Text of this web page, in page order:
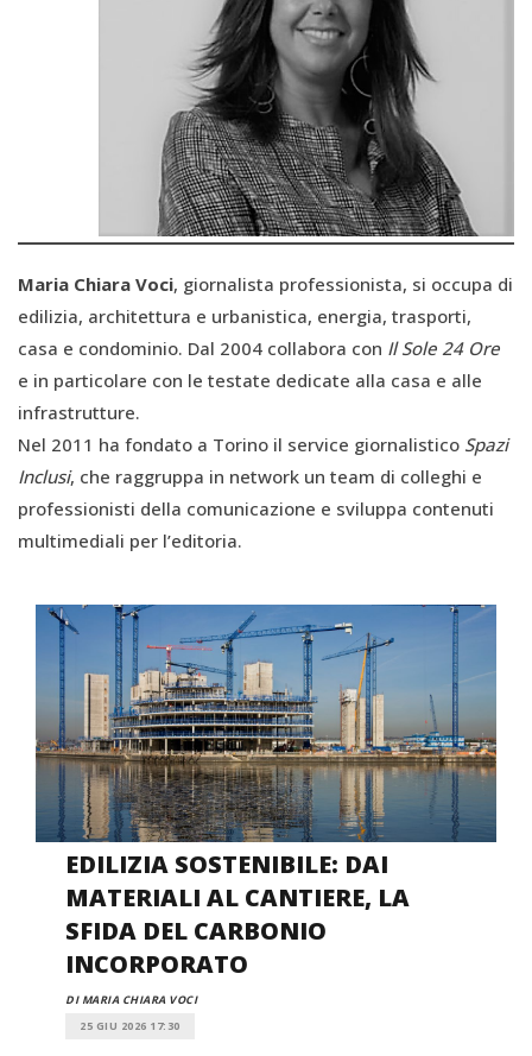
Maria Chiara Voci, giornalista professionista, si occupa di
edilizia, architettura e urbanistica, energia, trasporti,
casa e condominio. Dal 2004 collabora con Il Sole 24 Ore
e in particolare con le testate dedicate alla casa e alle
infrastrutture.
Nel 2011 ha fondato a Torino il service giornalistico Spazi
Inclusi, che raggruppa in network un team di colleghi e
professionisti della comunicazione e sviluppa contenuti
multimediali per l’editoria.
EDILIZIA SOSTENIBILE: DAI
MATERIALI AL CANTIERE, LA
SFIDA DEL CARBONIO
INCORPORATO
DI MARIA CHIARA VOCI
25 GIU 2026 17:30